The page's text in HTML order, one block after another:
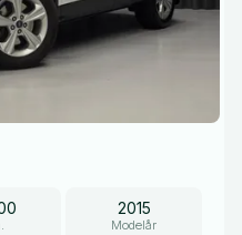
2015
Modelår